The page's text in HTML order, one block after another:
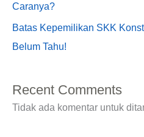
Caranya?
Batas Kepemilikan SKK
Belum Tahu!
Recent Comments
Tidak ada komentar untuk